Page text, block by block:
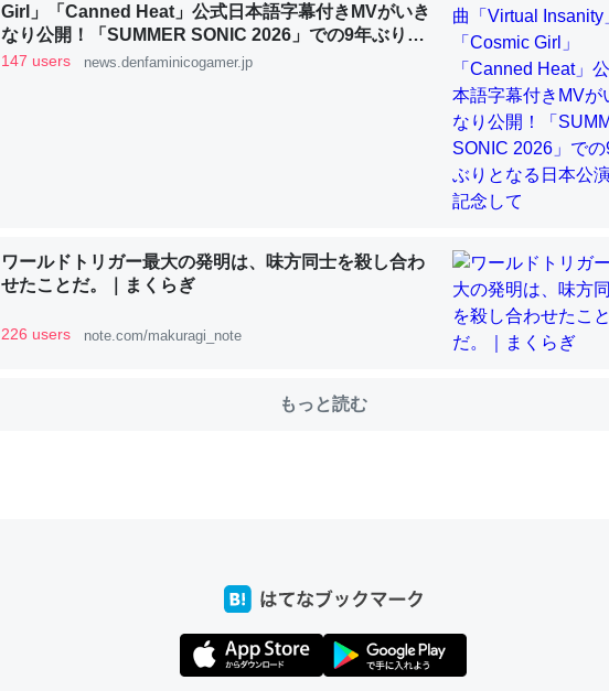
これを元に考えるとカルシウムを大量に使う脊椎動物と貝類は苦労してるんだな…。
─ニュース :: 【研究発表】昆虫学の大問題＝「昆虫はなぜ海にいないのか」に関する新仮説
ウチもEchoを実家に置いて４年。でたまに覗いてる。ぼちぼちRingも置こうかと画
中。あと、Googleマップで位置情報を共有してる。電池残量や充電中かが分かるので
れ見て生きてるなって分かる。
を実質100倍以上に伸ばす効果があるはず……
─たまにLINEするくらいだった遠方の父67歳と僕。ITツール導入でコミュニケーションが劇的に変化
Girl」「Canned Heat」公式日本語字幕付きMVがいき
なり公開！「SUMMER SONIC 2026」での9年ぶりと
なる日本公演を記念して
147 users news.denfaminicogamer.jp
ワールドトリガー最大の発明は、味方同士を殺し合わ
せたことだ。｜まくらぎ
226 users note.com/makuragi_note
もっと読む